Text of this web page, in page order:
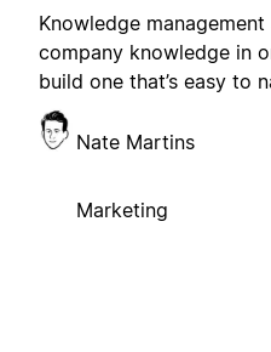
Knowledge
company knowledge in
build one that’s easy to
Nate Martins
Marketing